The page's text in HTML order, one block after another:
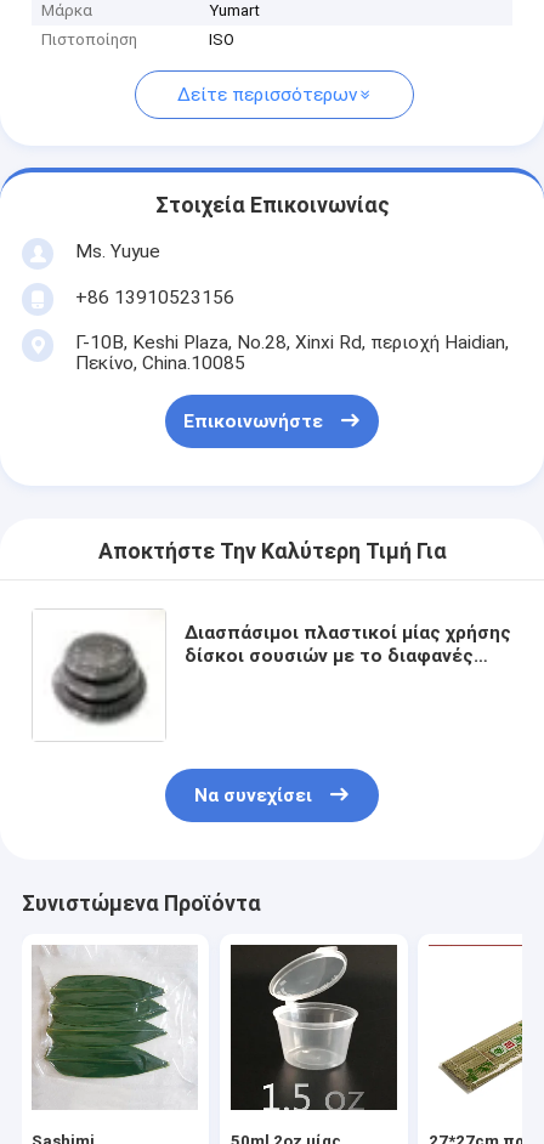
Μάρκα
Yumart
Πιστοποίηση
ISO
Δείτε περισσότερων
Στοιχεία Επικοινωνίας
Ms. Yuyue
+86 13910523156
Γ-10B, Keshi Plaza, No.28, Xinxi Rd, περιοχή Haidian,
Πεκίνο, China.10085
Επικοινωνήστε
Αποκτήστε Την Καλύτερη Τιμή Για
Διασπάσιμοι πλαστικοί μίας χρήσης
δίσκοι σουσιών με το διαφανές
Να συνεχίσει
Συνιστώμενα Προϊόντα